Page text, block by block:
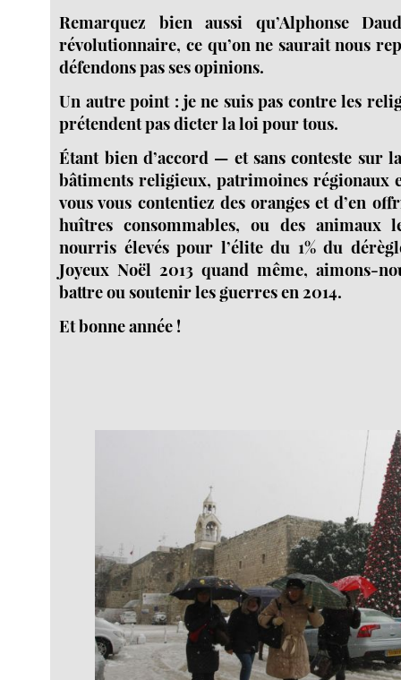
Remarquez bien aussi qu’Alphonse
révolutionnaire, ce qu’on ne saurait nous
défendons pas ses opinions.
Un autre point : je ne suis pas contre les
prétendent pas dicter la loi pour tous.
Étant bien d’accord — et sans conteste sur
bâtiments religieux, patrimoines régionaux
vous vous contentiez des oranges et d’en
huîtres consommables, ou des animaux
nourris élevés pour l’élite du 1% du
Joyeux Noël 2013 quand même, aimons-
battre ou soutenir les guerres en 2014.
Et bonne année !